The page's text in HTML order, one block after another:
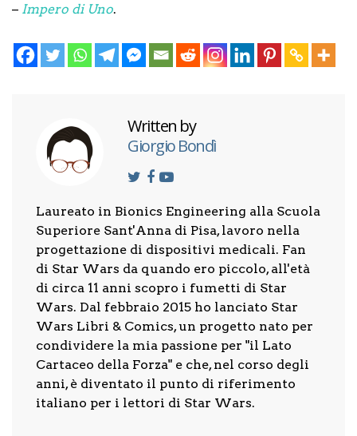
– Impero di Uno.
Written by
Giorgio Bondì
Laureato in Bionics Engineering alla Scuola
Superiore Sant'Anna di Pisa, lavoro nella
progettazione di dispositivi medicali. Fan
di Star Wars da quando ero piccolo, all'età
di circa 11 anni scopro i fumetti di Star
Wars. Dal febbraio 2015 ho lanciato Star
Wars Libri & Comics, un progetto nato per
condividere la mia passione per "il Lato
Cartaceo della Forza" e che, nel corso degli
anni, è diventato il punto di riferimento
italiano per i lettori di Star Wars.